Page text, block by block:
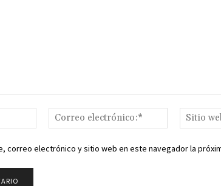
Nombre:*
Correo
electrónico:*
correo electrónico y sitio web en este navegador la